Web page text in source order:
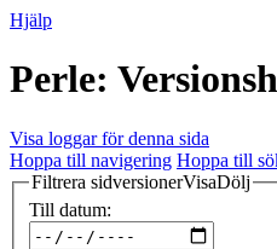
Hjälp
Perle:
Visa loggar för denna sida
Hoppa till navigering Hoppa till
Filtrera sidversionerVisaDölj
Till datum: